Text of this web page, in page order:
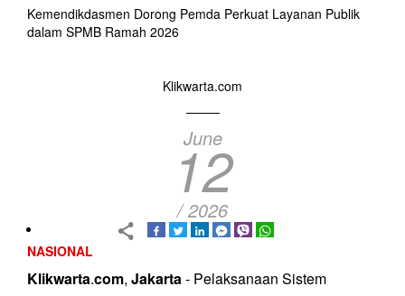
Kemendikdasmen Dorong Pemda Perkuat Layanan Publik
dalam SPMB Ramah 2026
Klikwarta.com
June
12
/ 2026
NASIONAL
Klikwarta.com, Jakarta- Pelaksanaan Sistem